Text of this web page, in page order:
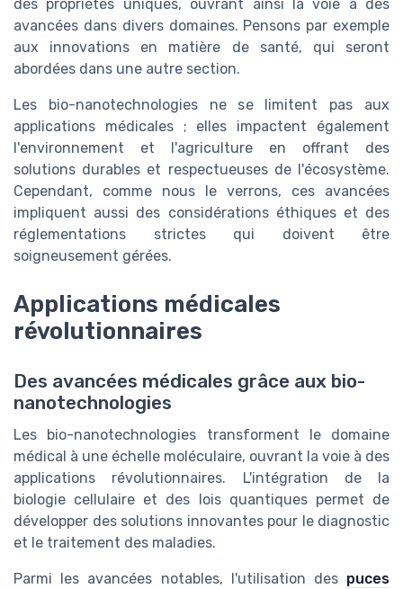
des propriétés uniques, ouvrant ainsi la voie à des
avancées dans divers domaines. Pensons par exemple
aux innovations en matière de santé, qui seront
abordées dans une autre section.
Les bio-nanotechnologies ne se limitent pas aux
applications médicales ; elles impactent également
l'environnement et l'agriculture en offrant des
solutions durables et respectueuses de l'écosystème.
Cependant, comme nous le verrons, ces avancées
impliquent aussi des considérations éthiques et des
réglementations strictes qui doivent être
soigneusement gérées.
Applications médicales
révolutionnaires
Des avancées médicales grâce aux bio-
nanotechnologies
Les bio-nanotechnologies transforment le domaine
médical à une échelle moléculaire, ouvrant la voie à des
applications révolutionnaires. L'intégration de la
biologie cellulaire et des lois quantiques permet de
développer des solutions innovantes pour le diagnostic
et le traitement des maladies.
Parmi les avancées notables, l'utilisation des puces